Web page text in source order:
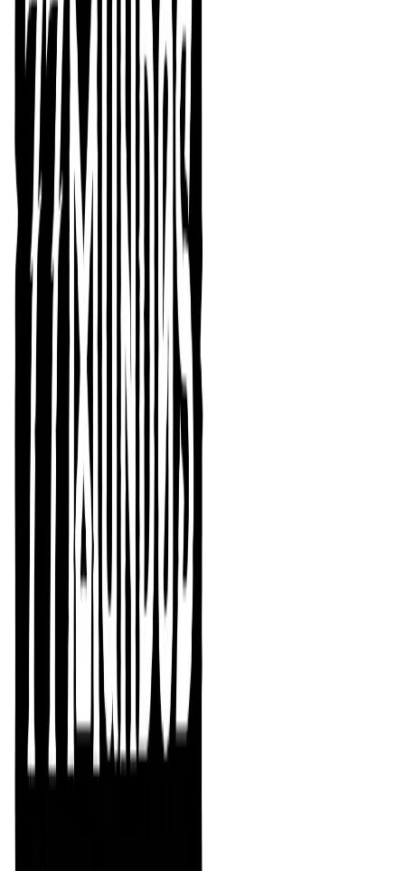
El juego es inherente al ser humano, al igual que
desempeñar roles. Los beneficios de los juegos de rol
son múltiples y pueden ser aprovechados en distintas
facetas de la vida tanto a nivel personal, como social,
profesional y, por supuesto, el lúdico. No importa si
llevas jugando a rol muchos años, si apenas has oído
hablar de él o si solo probaste una partida una vez.
Aunque no lo sepas, tienes mucha experiencia
acumulada.
El juego
Si hablamos de los juegos de rol como una forma de
entretenimiento, su nombre ya contiene una definición:
los juegos de rol son, en efecto, juegos.
Pero si ampliamos los conceptos de «rol» y de «juego»
por separado, ambos se expanden por multitud de
El juego ha sido tradicionalmente asociado a la
infancia . Para unas generaciones, se basaba en
actividades como salir a la calle y golpear con el pie una
pelota; para otras, encender una videoconsola en el